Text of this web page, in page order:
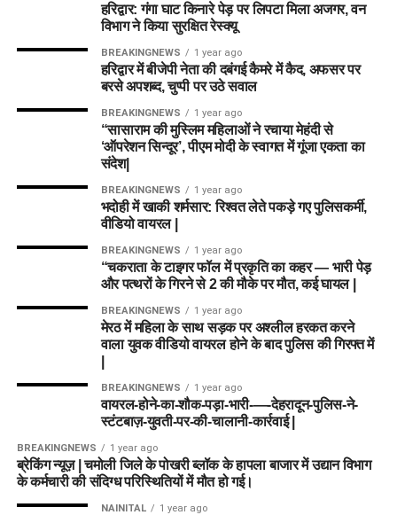
हरिद्वार: गंगा घाट किनारे पेड़ पर लिपटा मिला अजगर, वन
विभाग ने किया सुरक्षित रेस्क्यू
BREAKINGNEWS 1 year ago
हरिद्वार में बीजेपी नेता की दबंगई कैमरे में कैद, अफसर पर
बरसे अपशब्द, चुप्पी पर उठे सवाल
BREAKINGNEWS 1 year ago
“सासाराम की मुस्लिम महिलाओं ने रचाया मेहंदी से
‘ऑपरेशन सिन्दूर’, पीएम मोदी के स्वागत में गूंजा एकता का
संदेश|
BREAKINGNEWS 1 year ago
भदोही में खाकी शर्मसार: रिश्वत लेते पकड़े गए पुलिसकर्मी,
वीडियो वायरल |
BREAKINGNEWS 1 year ago
“चकराता के टाइगर फॉल में प्रकृति का कहर — भारी पेड़
और पत्थरों के गिरने से 2 की मौके पर मौत, कई घायल |
BREAKINGNEWS 1 year ago
मेरठ में महिला के साथ सड़क पर अश्लील हरकत करने
वाला युवक वीडियो वायरल होने के बाद पुलिस की गिरफ्त में
BREAKINGNEWS 1 year ago
वायरल-होने-का-शौक-पड़ा-भारी-—-देहरादून-पुलिस-ने-
स्टंटबाज़-युवती-पर-की-चालानी-कार्रवाई |
BREAKINGNEWS 1 year ago
ब्रेकिंग न्यूज़ | चमोली जिले के पोखरी ब्लॉक के हापला बाजार में उद्यान विभाग
के कर्मचारी की संदिग्ध परिस्थितियों में मौत हो गई।
NAINITAL 1 year ago